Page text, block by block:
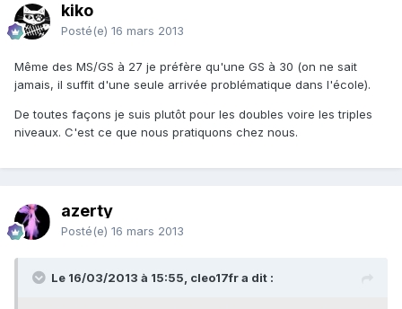
kiko
Posté(e) 16 mars 2013
Même des MS/GS à 27 je préfère qu'une GS à 30 (on ne sait
jamais, il suffit d'une seule arrivée problématique dans l'école).
De toutes façons je suis plutôt pour les doubles voire les triples
niveaux. C'est ce que nous pratiquons chez nous.
azerty
Posté(e) 16 mars 2013
Le 16/03/2013 à 15:55, cleo17fr a dit :